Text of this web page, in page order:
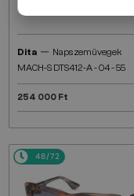
Dita — Napszemüvegek
MACH-S DTS412-A - 04 - 55
254 000 Ft
48/72